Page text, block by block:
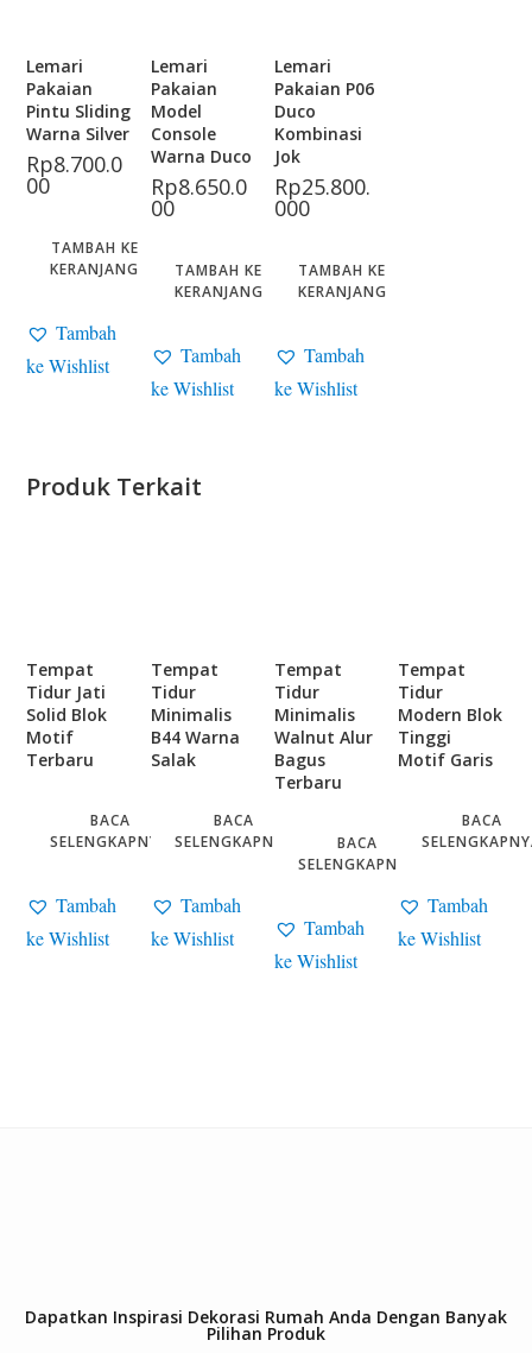
Lemari
Pakaian
Pintu Sliding
Warna Silver
Rp8.700.0
00
TAMBAH KE
KERANJANG
Tambah
ke Wishlist
Lemari
Pakaian
Model
Console
Warna Duco
Rp8.650.0
00
TAMBAH KE
KERANJANG
Tambah
ke Wishlist
Lemari
Pakaian P06
Duco
Kombinasi
Jok
Rp25.800.
000
TAMBAH KE
KERANJANG
Tambah
ke Wishlist
Produk Terkait
Tempat
Tidur Jati
Solid Blok
Motif
Terbaru
BACA
SELENGKAPNYA
Tambah
ke Wishlist
Tempat
Tidur
Minimalis
B44 Warna
Salak
BACA
SELENGKAPNYA
Tambah
ke Wishlist
Tempat
Tidur
Minimalis
Walnut Alur
Bagus
Terbaru
BACA
SELENGKAPNYA
Tambah
ke Wishlist
Tempat
Tidur
Modern Blok
Tinggi
Motif Garis
BACA
Tambah
ke Wishlist
Dapatkan Inspirasi Dekorasi Rumah Anda Dengan Banyak
Pilihan Produk